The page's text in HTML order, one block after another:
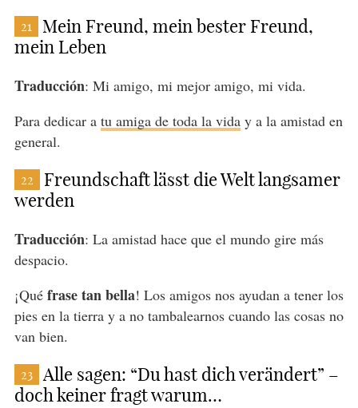
21
Mein Freund, mein bester Freund,
mein Leben
Traducción: Mi amigo, mi mejor amigo, mi vida.
Para dedicar a tu amiga de toda la viday a la amistad en
general.
22
Freundschaft lässt die Welt langsamer
werden
Traducción: La amistad hace que el mundo gire más
despacio.
¡Qué frase tan bella! Los amigos nos ayudan a tener los
pies en la tierra y a no tambalearnos cuando las cosas no
van bien.
23
Alle sagen: “Du hast dich verändert” –
doch keiner fragt warum…